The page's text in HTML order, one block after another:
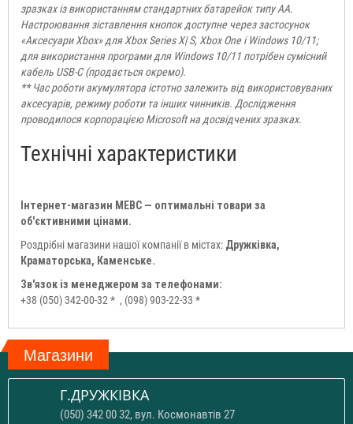
зразках із використанням стандартних батарейок типу AA.
Настроювання зіставлення кнопок доступне через застосунок
«Аксесуари Xbox» для Xbox Series X| S, Xbox One і Windows 10/11;
для використання програми для Windows 10/11 потрібен сумісний
кабель USB-C (продається окремо).
** Час роботи акумулятора істотно залежить від використовуваних
аксесуарів, режиму роботи та інших чинників. Дослідження
проводилося корпорацією Microsoft на досвідчених зразках.
Технічні характеристики
Інтернет-магазин МЕВС — оптимальні товари за
об'єктивними цінами.
Роздрібні магазини нашої компанії в містах: Дружківка,
Краматорська, Каменське.
Зв'язок із менеджером за телефонами:
+38 (050) 342-00-32 * , (098) 903-22-33 *
Магазини
Г.ДРУЖКІВКА
(050) 342 00 32, вул. Космонавтів 27